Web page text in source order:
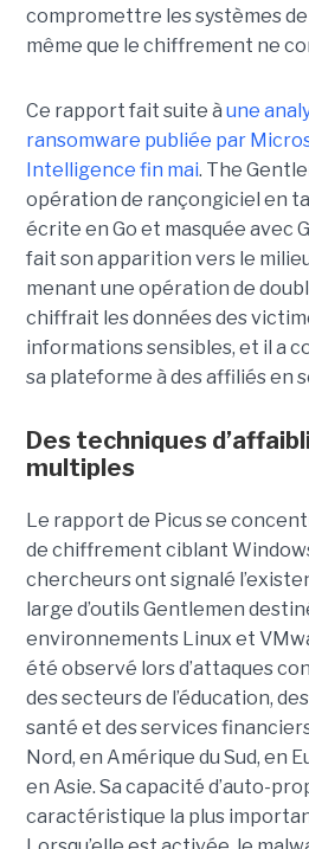
compromettre les systèmes
même que le chiffrement ne
Ce rapport fait suite à une
ransomware publiée par
Intelligence fin mai. The
opération de rançongiciel en
écrite en Go et masquée avec
fait son apparition vers le
menant une opération de
chiffrait les données des
informations sensibles, et il a
sa plateforme à des affiliés en
Des techniques
multiples
Le rapport de Picus se
de chiffrement ciblant
chercheurs ont signalé
large d’outils Gentlemen
environnements Linux et
été observé lors d’attaques
des secteurs de l’éducation,
santé et des services
Nord, en Amérique du Sud, en
en Asie. Sa capacité d’auto-
caractéristique la plus